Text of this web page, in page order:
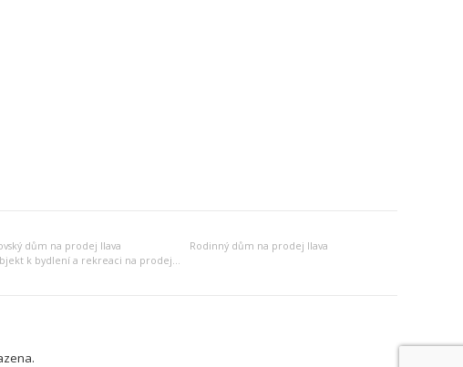
dům na prodej Ilava
Rodinný dům na prodej Ilava
Jiný objekt k bydlení a rekreaci na prodej Ilava